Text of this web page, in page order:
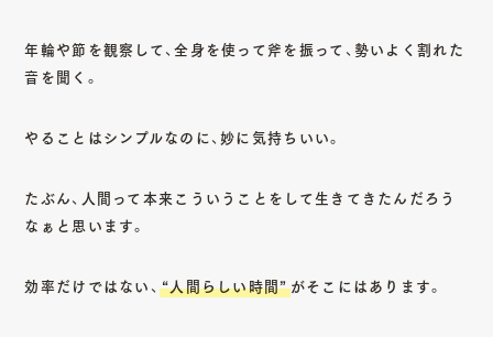
年輪や節を観察して、全身を使って斧を振って、勢いよく割れた
音を聞く。
やることはシンプルなのに、妙に気持ちいい。
たぶん、人間って本来こういうことをして生きてきたんだろう
なぁと思います。
効率だけではない、“人間らしい時間”がそこにはあります。